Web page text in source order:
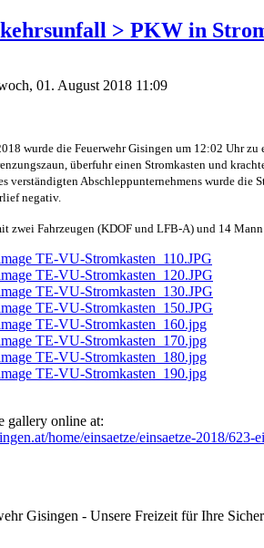
> PKW in
01. August 2018 11:09
wurde die Feuerwehr Gisingen um 12:02 Uhr
überfuhr einen Stromkasten und
verständigten Abschleppunternehmens wurde
negativ.
zwei Fahrzeugen (KDOF und LFB-A) und 14
gallery online at:
home/einsaetze/einsaetze-2018/
Gisingen - Unsere Freizeit für Ihre